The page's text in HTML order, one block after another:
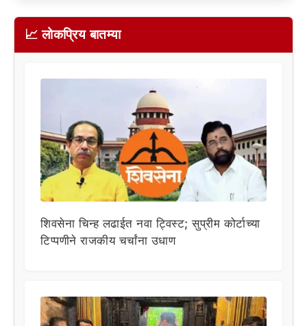
📈 लोकप्रिय बातम्या
शिवसेना चिन्ह लढाईत नवा ट्विस्ट; सुप्रीम कोर्टाच्या
टिप्पणीने राजकीय चर्चांना उधाण